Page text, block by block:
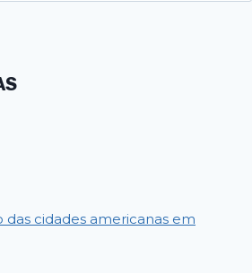
das cidades americanas em